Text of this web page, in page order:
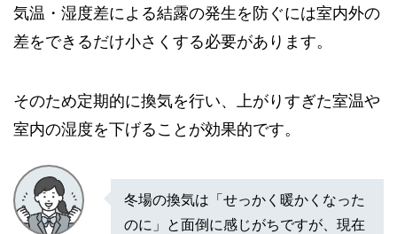
気温・湿度差による結露の発生を防ぐには室内外の
差をできるだけ小さくする必要があります。
そのため定期的に換気を行い、上がりすぎた室温や
室内の湿度を下げることが効果的です。
冬場の換気は「せっかく暖かくなった
のに」と面倒に感じがちですが、現在